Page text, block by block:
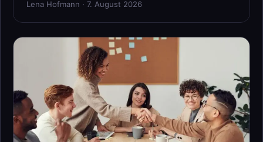
Lena Hofmann · 7. August 2026